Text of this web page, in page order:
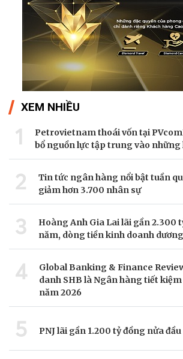
XEM NHIỀU
1
Petrovietnam thoái vốn tại
bổ nguồn lực tập trung vào những
2
Tin tức ngân hàng nổi bật tuần
giảm hơn 3.700 nhân sự
3
Hoàng Anh Gia Lai lãi gần 2.300
năm, dòng tiền kinh doanh
4
Global Banking & Finance
danh SHB là Ngân hàng tiết
năm 2026
5 PNJ lãi gần 1.200 tỷ đồng nửa